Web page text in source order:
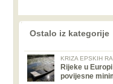
Ostalo iz kategorije
KRIZA EPSKIH
Rijeke u
povijesne